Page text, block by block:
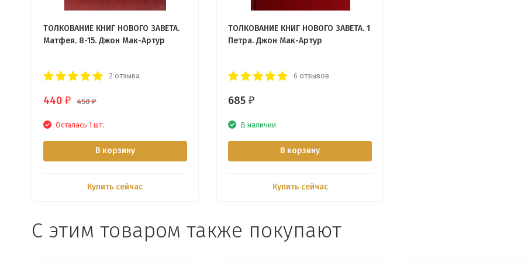
ТОЛКОВАНИЕ КНИГ НОВОГО ЗАВЕТА.
Матфея. 8-15. Джон Мак-Артур
2 отзыва
440 ₽ 450₽
Осталась 1 шт.
В корзину
Купить сейчас
ТОЛКОВАНИЕ КНИГ НОВОГО ЗАВЕТА. 1
Петра. Джон Мак-Артур
6 отзывов
685₽
В наличии
В корзину
Купить сейчас
С этим товаром также покупают